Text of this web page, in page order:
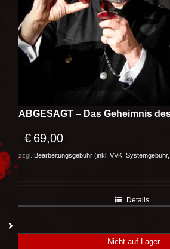
ABGESAGT – Das Geheimnis
€ 69,00
zzgl. Bearbeitungsgebühr (inkl. VVK,
Details
Nicht auf Lager